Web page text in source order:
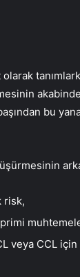
bu
risk,
veya CCL